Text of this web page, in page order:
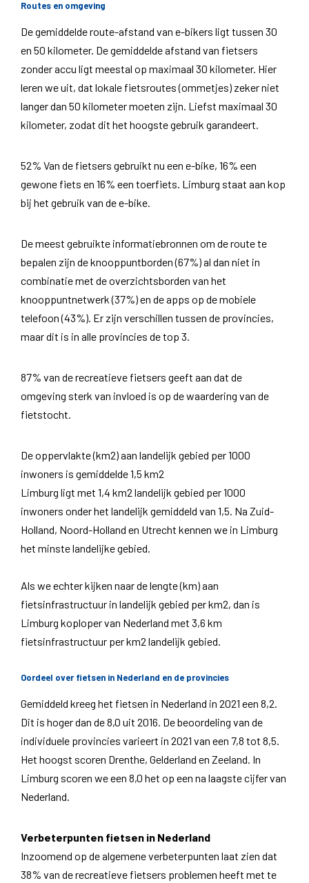
Routes en omgeving
De gemiddelde route-afstand van e-bikers ligt tussen 30
en 50 kilometer. De gemiddelde afstand van fietsers
zonder accu ligt meestal op maximaal 30 kilometer. Hier
leren we uit, dat lokale fietsroutes (ommetjes) zeker niet
langer dan 50 kilometer moeten zijn. Liefst maximaal 30
kilometer, zodat dit het hoogste gebruik garandeert.
52% Van de fietsers gebruikt nu een e-bike, 16% een
gewone fiets en 16% een toerfiets. Limburg staat aan kop
bij het gebruik van de e-bike.
De meest gebruikte informatiebronnen om de route te
bepalen zijn de knooppuntborden (67%) al dan niet in
combinatie met de overzichtsborden van het
knooppuntnetwerk (37%) en de apps op de mobiele
telefoon (43%). Er zijn verschillen tussen de provincies,
maar dit is in alle provincies de top 3.
87% van de recreatieve fietsers geeft aan dat de
omgeving sterk van invloed is op de waardering van de
fietstocht.
De oppervlakte (km2) aan landelijk gebied per 1000
inwoners is gemiddelde 1,5 km2
Limburg ligt met 1,4 km2 landelijk gebied per 1000
inwoners onder het landelijk gemiddeld van 1,5. Na Zuid-
Holland, Noord-Holland en Utrecht kennen we in Limburg
het minste landelijke gebied.
Als we echter kijken naar de lengte (km) aan
fietsinfrastructuur in landelijk gebied per km2, dan is
Limburg koploper van Nederland met 3,6 km
fietsinfrastructuur per km2 landelijk gebied.
Oordeel over fietsen in Nederland en de provincies
Gemiddeld kreeg het fietsen in Nederland in 2021 een 8,2.
Dit is hoger dan de 8,0 uit 2016. De beoordeling van de
individuele provincies varieert in 2021 van een 7,8 tot 8,5.
Het hoogst scoren Drenthe, Gelderland en Zeeland. In
Limburg scoren we een 8,0 het op een na laagste cijfer van
Nederland.
Verbeterpunten fietsen in Nederland
Inzoomend op de algemene verbeterpunten laat zien dat
38% van de recreatieve fietsers problemen heeft met te